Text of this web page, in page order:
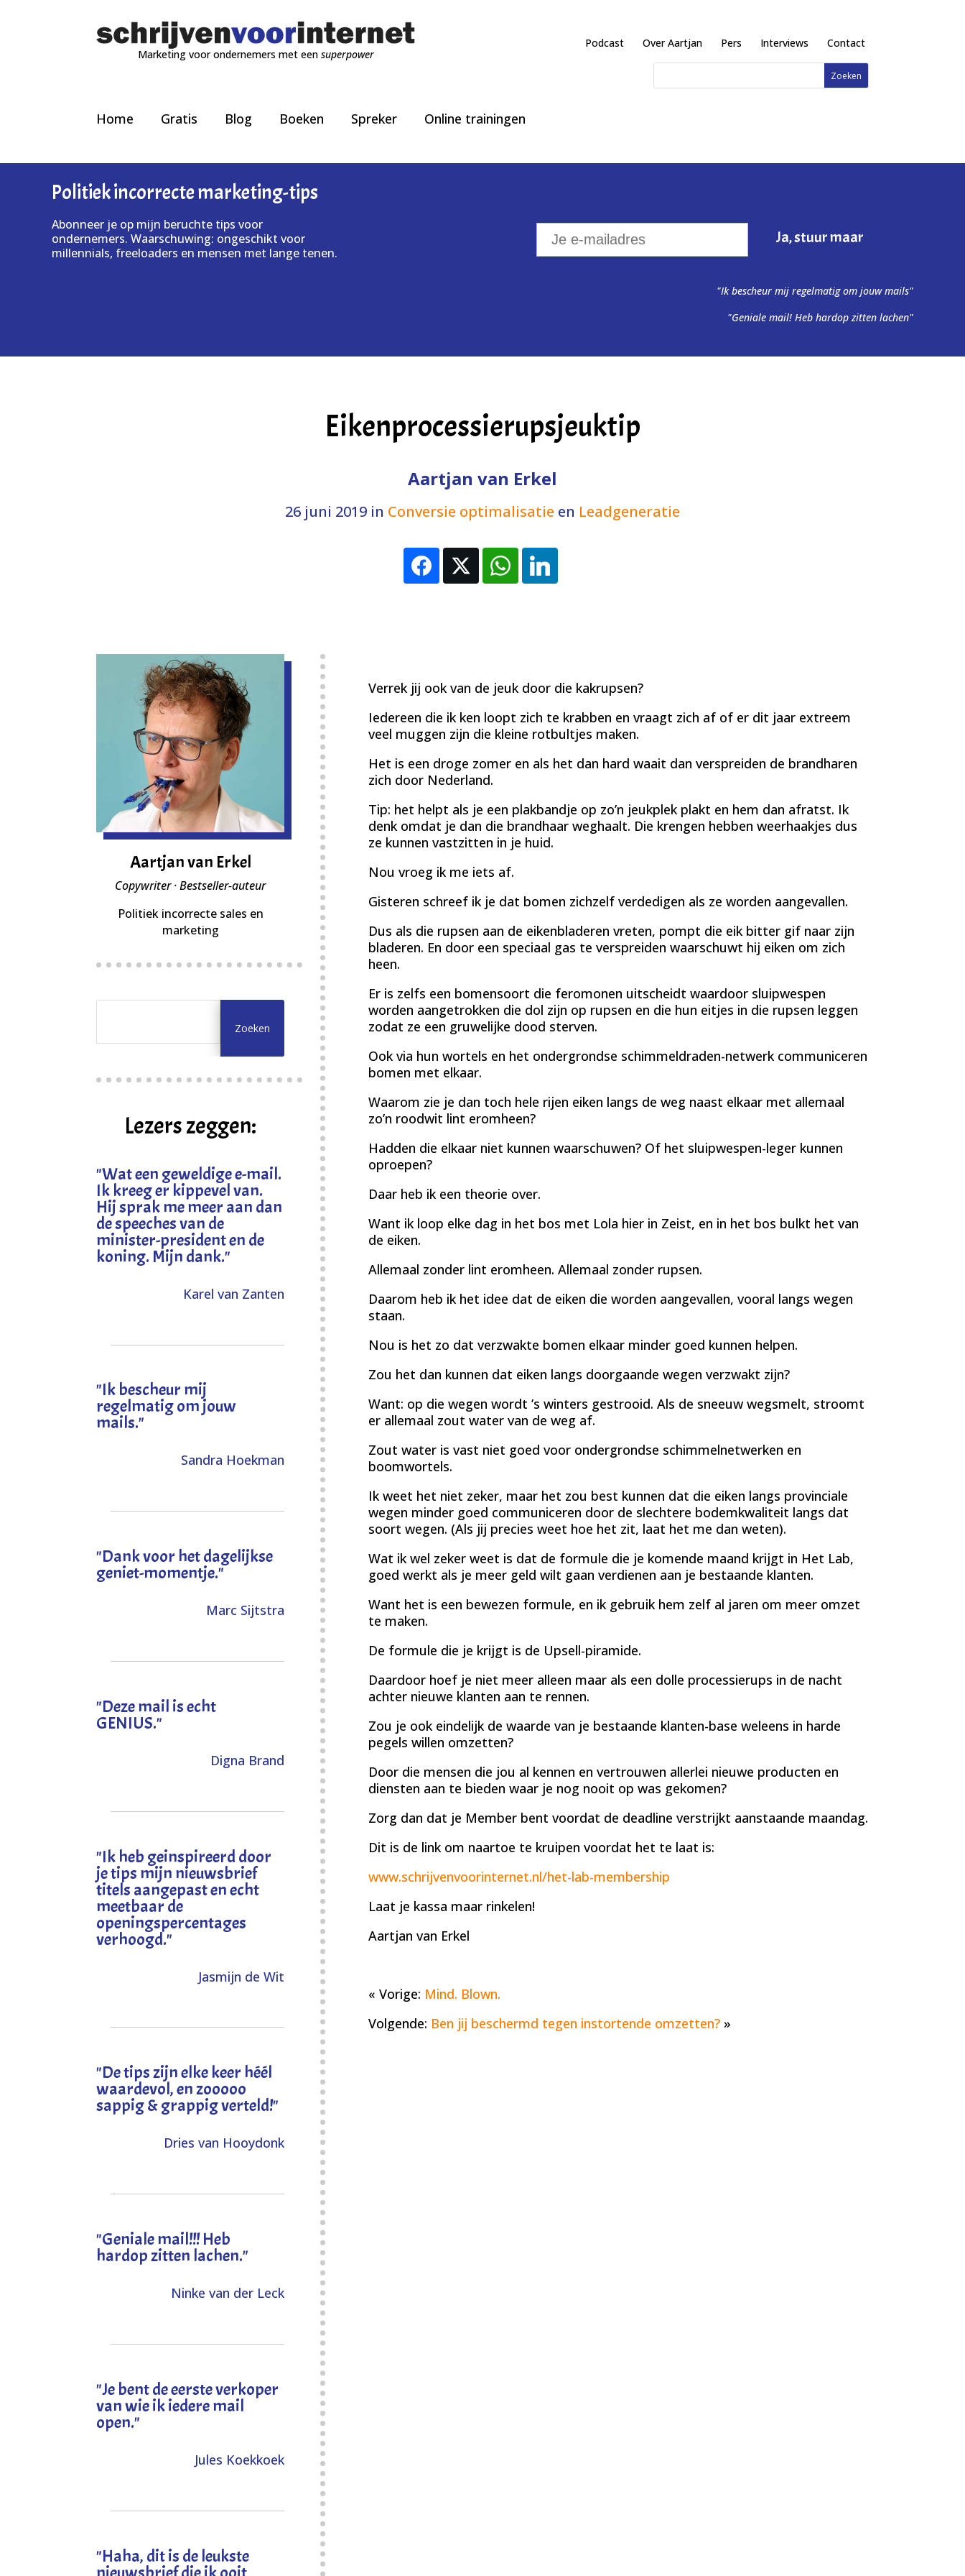
Marketing voor ondernemers met eensuperpower
Podcast Over Aartjan Pers Interviews Contact
Home Gratis Blog Boeken Spreker Online trainingen
Politiek incorrecte marketing-tips
Abonneer je op mijn beruchte tips voor
ondernemers. Waarschuwing: ongeschikt voor
millennials, freeloaders en mensen met lange tenen.
"Ik bescheur mij regelmatig om jouw mails"
"Geniale mail! Heb hardop zitten lachen"
Eikenprocessierupsjeuktip
Aartjan van Erkel
26 juni 2019 in Conversie optimalisatie en Leadgeneratie
Aartjan van Erkel
Copywriter · Bestseller-auteur
Politiek incorrecte sales en
marketing
Lezers zeggen:
"Wat een geweldige e-mail.
Ik kreeg er kippevel van.
Hij sprak me meer aan dan
de speeches van de
minister-president en de
koning. Mijn dank."
Karel van Zanten
"Ik bescheur mij
regelmatig om jouw
mails."
Sandra Hoekman
"Dank voor het dagelijkse
geniet-momentje."
Marc Sijtstra
"Deze mail is echt
GENIUS."
Digna Brand
"Ik heb geinspireerd door
je tips mijn nieuwsbrief
titels aangepast en echt
meetbaar de
openingspercentages
verhoogd."
Jasmijn de Wit
"De tips zijn elke keer héél
waardevol, en zooooo
sappig & grappig verteld!"
Dries van Hooydonk
"Geniale mail!!! Heb
hardop zitten lachen."
Ninke van der Leck
"Je bent de eerste verkoper
van wie ik iedere mail
open."
Jules Koekkoek
"Haha, dit is de leukste
Verrek jij ook van de jeuk door die kakrupsen?
Iedereen die ik ken loopt zich te krabben en vraagt zich af of er dit jaar extreem
veel muggen zijn die kleine rotbultjes maken.
Het is een droge zomer en als het dan hard waait dan verspreiden de brandharen
zich door Nederland.
Tip: het helpt als je een plakbandje op zo’n jeukplek plakt en hem dan afratst. Ik
denk omdat je dan die brandhaar weghaalt. Die krengen hebben weerhaakjes dus
ze kunnen vastzitten in je huid.
Nou vroeg ik me iets af.
Gisteren schreef ik je dat bomen zichzelf verdedigen als ze worden aangevallen.
Dus als die rupsen aan de eikenbladeren vreten, pompt die eik bitter gif naar zijn
bladeren. En door een speciaal gas te verspreiden waarschuwt hij eiken om zich
heen.
Er is zelfs een bomensoort die feromonen uitscheidt waardoor sluipwespen
worden aangetrokken die dol zijn op rupsen en die hun eitjes in die rupsen leggen
zodat ze een gruwelijke dood sterven.
Ook via hun wortels en het ondergrondse schimmeldraden-netwerk communiceren
bomen met elkaar.
Waarom zie je dan toch hele rijen eiken langs de weg naast elkaar met allemaal
zo’n roodwit lint eromheen?
Hadden die elkaar niet kunnen waarschuwen? Of het sluipwespen-leger kunnen
oproepen?
Daar heb ik een theorie over.
Want ik loop elke dag in het bos met Lola hier in Zeist, en in het bos bulkt het van
de eiken.
Allemaal zonder lint eromheen. Allemaal zonder rupsen.
Daarom heb ik het idee dat de eiken die worden aangevallen, vooral langs wegen
staan.
Nou is het zo dat verzwakte bomen elkaar minder goed kunnen helpen.
Zou het dan kunnen dat eiken langs doorgaande wegen verzwakt zijn?
Want: op die wegen wordt ’s winters gestrooid. Als de sneeuw wegsmelt, stroomt
er allemaal zout water van de weg af.
Zout water is vast niet goed voor ondergrondse schimmelnetwerken en
boomwortels.
Ik weet het niet zeker, maar het zou best kunnen dat die eiken langs provinciale
wegen minder goed communiceren door de slechtere bodemkwaliteit langs dat
soort wegen. (Als jij precies weet hoe het zit, laat het me dan weten).
Wat ik wel zeker weet is dat de formule die je komende maand krijgt in Het Lab,
goed werkt als je meer geld wilt gaan verdienen aan je bestaande klanten.
Want het is een bewezen formule, en ik gebruik hem zelf al jaren om meer omzet
te maken.
De formule die je krijgt is de Upsell-piramide.
Daardoor hoef je niet meer alleen maar als een dolle processierups in de nacht
achter nieuwe klanten aan te rennen.
Zou je ook eindelijk de waarde van je bestaande klanten-base weleens in harde
pegels willen omzetten?
Door die mensen die jou al kennen en vertrouwen allerlei nieuwe producten en
diensten aan te bieden waar je nog nooit op was gekomen?
Zorg dan dat je Member bent voordat de deadline verstrijkt aanstaande maandag.
Dit is de link om naartoe te kruipen voordat het te laat is:
www.schrijvenvoorinternet.nl/het-lab-membership
Laat je kassa maar rinkelen!
Aartjan van Erkel
« Vorige: Mind. Blown.
Volgende: Ben jij beschermd tegen instortende omzetten?»